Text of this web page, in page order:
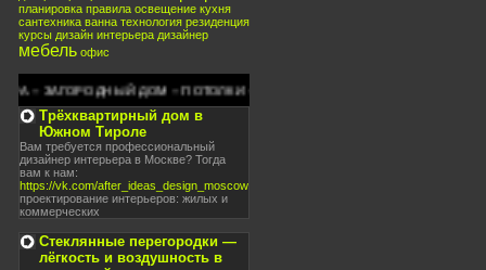
планировка правила освещение кухня
сантехника ванна технология резиденция
курсы дизайн интерьера дизайнер
мебель офис
ЗАГОРОДНЫЙ ДОМ -- ПОТОЛКИ -- ОКНА -- ПРИУСАДЕБНЫЙ УЧАСТОК --
Трёхквартирный дом в
Южном Тироле
Вам требуется профессиональный
дизайнер интерьера в Москве? Тогда
вам к нам:
https://vk.com/after_ideas_design_moscow
проектирование интерьеров: жилых и
коммерческих
Стеклянные перегородки —
лёгкость и воздушность в